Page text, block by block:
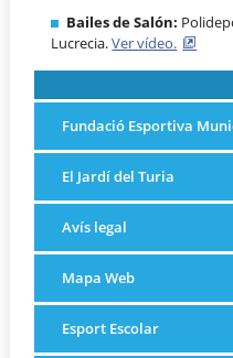
Bailes de Salón:
Lucrecia.Ver vídeo.
Fundació Esportiva
El Jardí del Turia
Avís legal
Mapa Web
Esport Escolar